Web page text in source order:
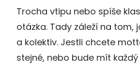
Trocha vtipu nebo spíše
otázka. Tady záleží na tom,
a kolektiv. Jestli chcete
stejné, nebo bude mít